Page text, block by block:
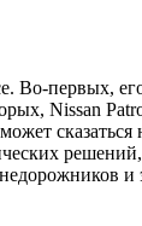
Во-первых,
Nissan
сказаться
и